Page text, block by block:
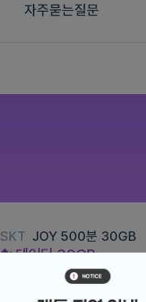
자주묻는질문
SKT JOY 500분 30GB
데이터30GB
문자 100건
월 12,100원